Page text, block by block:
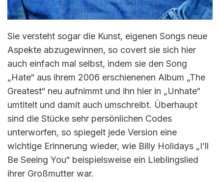
Sie versteht sogar die Kunst, eigenen Songs neue
Aspekte abzugewinnen, so covert sie sich hier
auch einfach mal selbst, indem sie den Song
„Hate“ aus ihrem 2006 erschienenen Album „The
Greatest“ neu aufnimmt und ihn hier in „Unhate“
umtitelt und damit auch umschreibt. Überhaupt
sind die Stücke sehr persönlichen Codes
unterworfen, so spiegelt jede Version eine
wichtige Erinnerung wieder, wie Billy Holidays „I’ll
Be Seeing You“ beispielsweise ein Lieblingslied
ihrer Großmutter war.